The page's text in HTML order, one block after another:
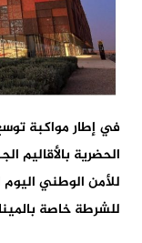
في إطار مواكبة
الحضرية بالأقاليم
للشرطة خاصة